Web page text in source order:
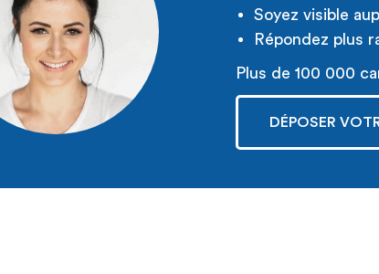
Soyez visible
Répondez plus
Plus de 100 000
DÉPOSER